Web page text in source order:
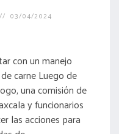
03/04/2024
con un manejo
carne Luego de
una comisión de
y funcionarios
las acciones para